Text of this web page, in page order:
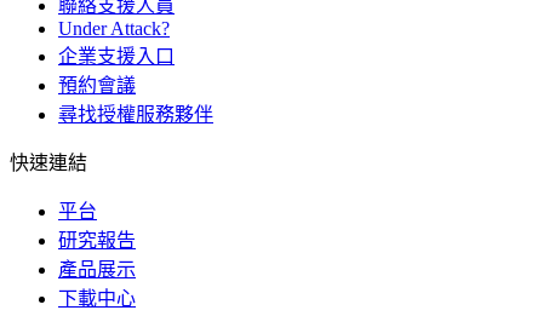
聯絡支援人員
Under Attack?
企業支援入口
預約會議
尋找授權服務夥伴
快速連結
平台
研究報告
產品展示
下載中心